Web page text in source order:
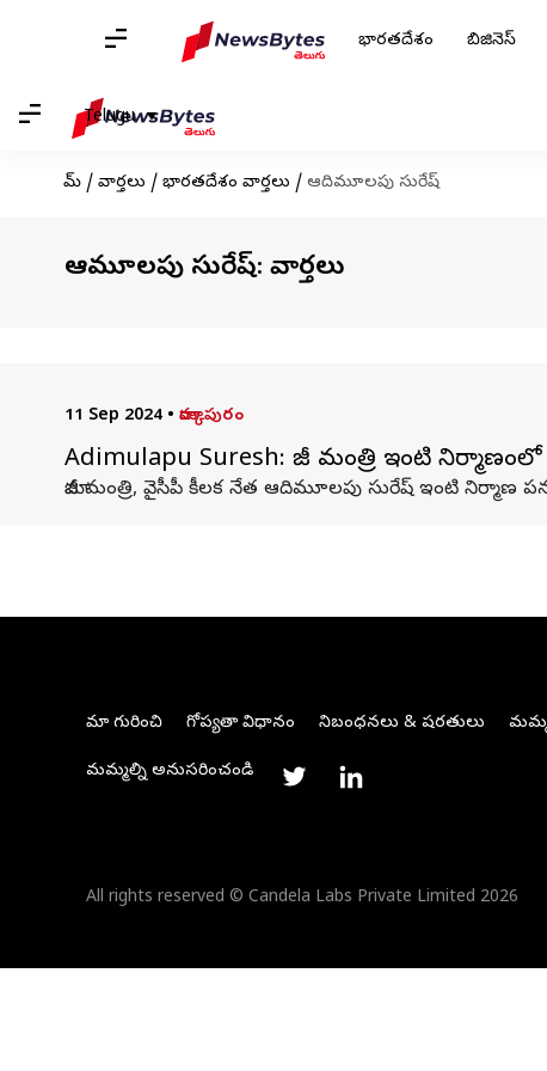
భారతదేశం బిజినెస్
Telugu
హోమ్ / వార్తలు / భారతదేశం వార్తలు / ఆదిమూలపు సురేష్
ఆదిమూలపు సురేష్: వార్తలు
11 Sep 2024 • మార్కాపురం
Adimulapu Suresh: మాజీ మంత్రి ఇంటి నిర్మాణంలో
మాజీ మంత్రి, వైసీపీ కీలక నేత ఆదిమూలపు సురేష్ ఇంటి నిర్మాణ
మా గురించి గోప్యతా విధానం నిబంధనలు & షరతులు
మమ్మల్ని అనుసరించండి
All rights reserved © Candela Labs Private Limited 2026